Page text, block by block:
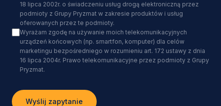
18 lipca 2002r. o świadczeniu usług drogą elektroniczną przez
podmioty z Grupy Pryzmat w zakresie produktów i usług
oferowanych przez te podmioty.
Wyrażam zgodę na używanie moich telekomunikacyjnych
urządzeń końcowych (np. smartfon, komputer) dla celów
marketingu bezpośredniego w rozumieniu art. 172 ustawy z dnia
16 lipca 2004r. Prawo telekomunikacyjne przez podmioty z Grupy
Pryzmat.
Wyślij zapytanie